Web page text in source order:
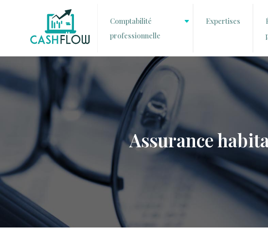
Comptabilité
professionnelle
Expertises
Assurance